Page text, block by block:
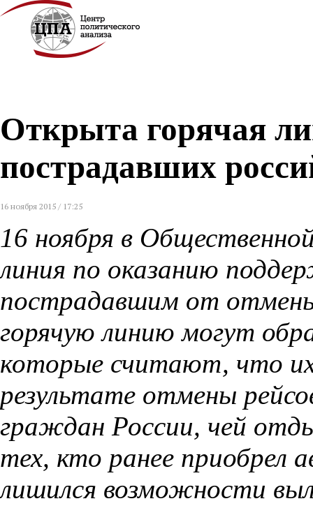
Открыта горячая
пострадавших
16 ноября 2015 / 17:25
16 ноября в
линия по оказанию
пострадавшим от
горячую линию могут
которые считают, что
результате отмены
граждан России, чей
тех, кто ранее приобрел
лишился возможности